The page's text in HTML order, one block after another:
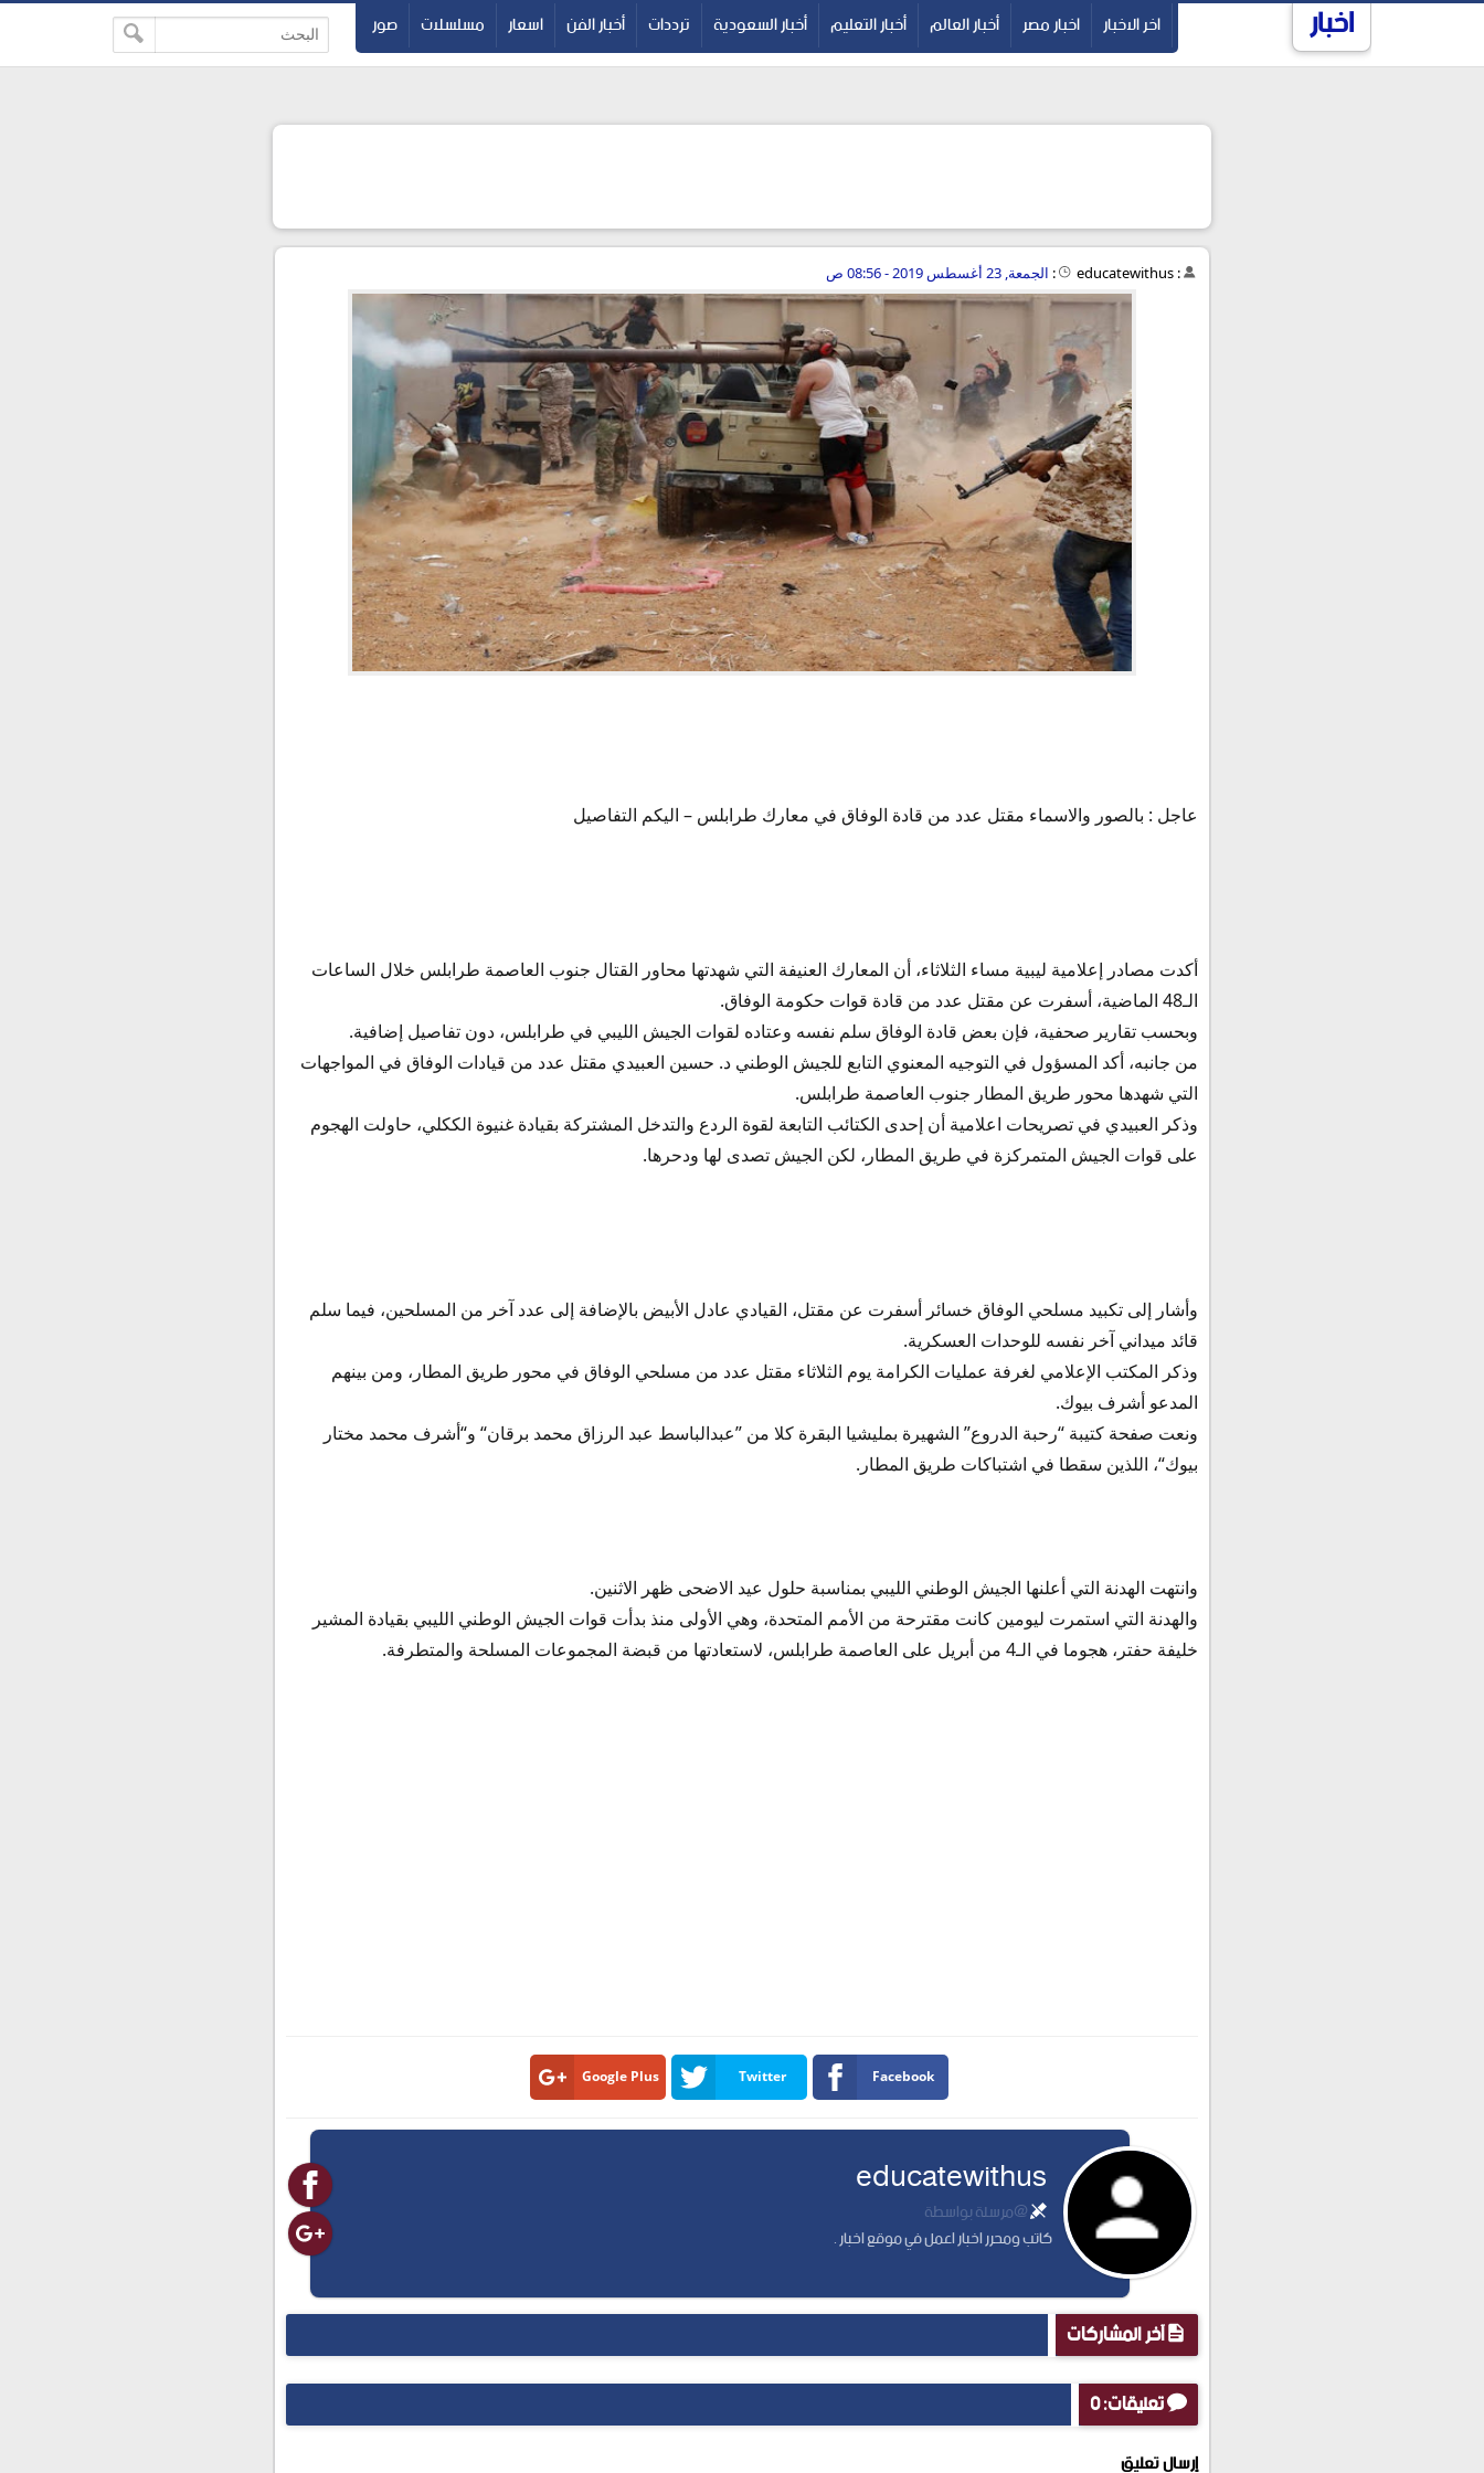
--> اخبار اخر الاخبار اخبار مصر أخبار العالم أخبار التعليم أخبار السعودية ترددات أخبار الفن اسعار مسلسلات صور
:
educatewithus
: الجمعة, 23 أغسطس 2019 - 08:56 ص
عاجل : بالصور والاسماء مقتل عدد من قادة الوفاق في معارك طرابلس – اليكم التفاصيل
أكدت مصادر إعلامية ليبية مساء الثلاثاء، أن المعارك العنيفة التي شهدتها محاور القتال جنوب العاصمة طرابلس خلال الساعات
الـ48 الماضية، أسفرت عن مقتل عدد من قادة قوات حكومة الوفاق.
وبحسب تقارير صحفية، فإن بعض قادة الوفاق سلم نفسه وعتاده لقوات الجيش الليبي في طرابلس، دون تفاصيل إضافية.
من جانبه، أكد المسؤول في التوجيه المعنوي التابع للجيش الوطني د. حسين العبيدي مقتل عدد من قيادات الوفاق في المواجهات
التي شهدها محور طريق المطار جنوب العاصمة طرابلس.
وذكر العبيدي في تصريحات اعلامية أن إحدى الكتائب التابعة لقوة الردع والتدخل المشتركة بقيادة غنيوة الككلي، حاولت الهجوم
على قوات الجيش المتمركزة في طريق المطار، لكن الجيش تصدى لها ودحرها.
وأشار إلى تكبيد مسلحي الوفاق خسائر أسفرت عن مقتل، القيادي عادل الأبيض بالإضافة إلى عدد آخر من المسلحين، فيما سلم
قائد ميداني آخر نفسه للوحدات العسكرية.
وذكر المكتب الإعلامي لغرفة عمليات الكرامة يوم الثلاثاء مقتل عدد من مسلحي الوفاق في محور طريق المطار، ومن بينهم
المدعو أشرف بيوك.
ونعت صفحة كتيبة “رحبة الدروع” الشهيرة بمليشيا البقرة كلا من ”عبدالباسط عبد الرزاق محمد برقان“ و“أشرف محمد مختار
بيوك“، اللذين سقطا في اشتباكات طريق المطار.
وانتهت الهدنة التي أعلنها الجيش الوطني الليبي بمناسبة حلول عيد الاضحى ظهر الاثنين.
والهدنة التي استمرت ليومين كانت مقترحة من الأمم المتحدة، وهي الأولى منذ بدأت قوات الجيش الوطني الليبي بقيادة المشير
خليفة حفتر، هجوما في الـ4 من أبريل على العاصمة طرابلس، لاستعادتها من قبضة المجموعات المسلحة والمتطرفة.
Facebook
Twitter
Google Plus
educatewithus
@مرسلة بواسطة
كاتب ومحرر اخبار اعمل في موقع اخبار .
آخر المشاركات
تعليقات: 0
إرسال تعليق